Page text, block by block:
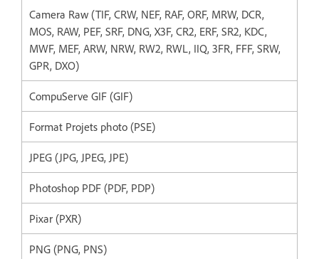
Camera Raw (TIF, CRW, NEF, RAF, ORF, MRW, DCR,
MOS, RAW, PEF, SRF, DNG, X3F, CR2, ERF, SR2, KDC,
MWF, MEF, ARW, NRW, RW2, RWL, IIQ, 3FR, FFF, SRW,
GPR, DXO)
CompuServe GIF (GIF)
Format Projets photo (PSE)
JPEG (JPG, JPEG, JPE)
Photoshop PDF (PDF, PDP)
Pixar (PXR)
PNG (PNG, PNS)